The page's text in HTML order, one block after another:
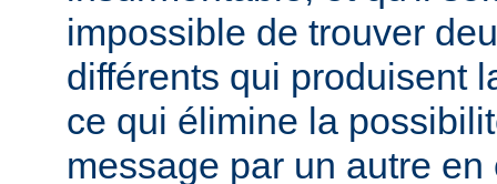
impossible de trouver
différents qui produisent
ce qui élimine la
message par un autre